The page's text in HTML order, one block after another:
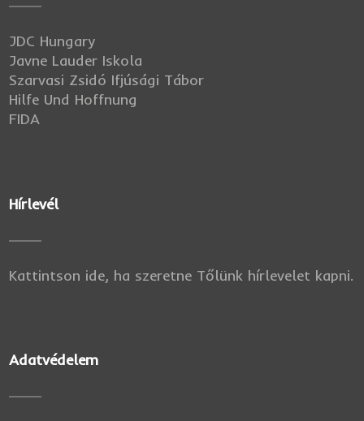
JDC Hungary
Javne Lauder Iskola
Szarvasi Zsidó Ifjúsági Tábor
Hilfe Und Hoffnung
FIDA
Hírlevél
Kattintson ide, ha szeretne Tőlünk hírlevelet kapni.
Adatvédelem